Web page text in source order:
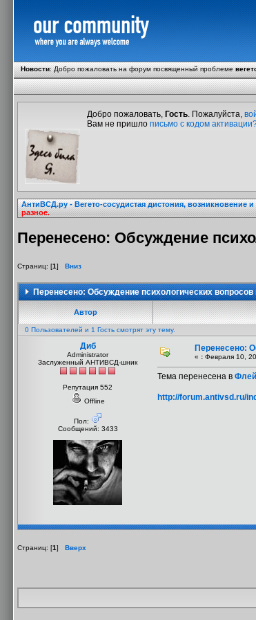
Новости:Добро пожаловать на форум посвященный проблеме
Добро пожаловать, Гость. Пожалуйста,
Вам не пришло письмо с кодом
АнтиВСД.ру - Вегето-сосудистая дистония, возникновение
разное.
Перенесено: Обсуждение
Страниц: [1] Вниз
Перенесено: Обсуждение психологических вопросов
Автор
0 Пользователей и 1 Гость смотрят эту тему.
Диб
Administrator
Заслуженный АНТИВСД-шник
Репутация 552
Offline
Пол:
Сообщений: 3433
Перенесено:
« : Февраля 10,
Тема перенесена в
http://forum.antivsd.ru/
Страниц: [1] Вверх